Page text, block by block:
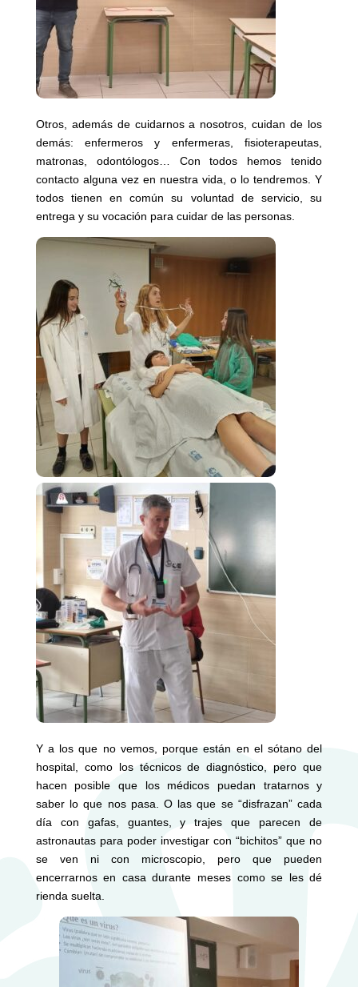
Otros, además de cuidarnos a nosotros, cuidan de los
demás: enfermeros y enfermeras, fisioterapeutas,
matronas, odontólogos… Con todos hemos tenido
contacto alguna vez en nuestra vida, o lo tendremos. Y
todos tienen en común su voluntad de servicio, su
entrega y su vocación para cuidar de las personas.
Y a los que no vemos, porque están en el sótano del
hospital, como los técnicos de diagnóstico, pero que
hacen posible que los médicos puedan tratarnos y
saber lo que nos pasa. O las que se “disfrazan” cada
día con gafas, guantes, y trajes que parecen de
astronautas para poder investigar con “bichitos” que no
se ven ni con microscopio, pero que pueden
encerrarnos en casa durante meses como se les dé
rienda suelta.